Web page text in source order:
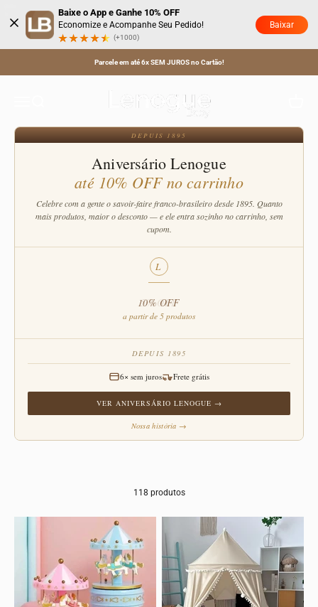
Baixe o App e Ganhe 10% OFF
Economize e Acompanhe Seu Pedido!
(+1000)
Baixar
Parcele em até 6x SEM JUROS no Cartão!
Decoração Infantil
Explore nossa coleção de Decoração Infantil com almofada infantil pelúcia,
encantador e confortável.
DEPUIS 1895
Aniversário Lenogue
até 10% OFF no carrinho
Celebre com a gente o savoir-faire franco-brasileiro desde 1895. Quanto
mais produtos, maior o desconto — e ele entra sozinho no carrinho, sem
cupom.
L
10% OFF
a partir de 5 produtos
DEPUIS 1895
6× sem juros Frete grátis
VER ANIVERSÁRIO LENOGUE →
Nossa história →
118 produtos